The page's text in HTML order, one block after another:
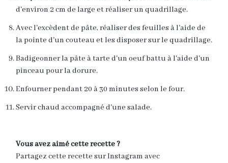
d'environ 2 cm de large et réaliser un quadrillage.
Avec l'excèdent de pâte, réaliser des feuilles à l'aide de
la pointe d'un couteau et les disposer sur le quadrillage.
Badigeonner la pâte à tarte d'un oeuf battu à l'aide d'un
pinceau pour la dorure.
Enfourner pendant 20 à 30 minutes selon le four.
Servir chaud accompagné d'une salade.
Vous avez aimé cette recette ?
Partagez cette recette sur Instagram avec